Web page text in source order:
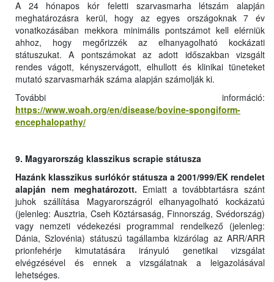
A 24 hónapos kór feletti szarvasmarha létszám alapján
meghatározásra kerül, hogy az egyes országoknak 7 év
vonatkozásában mekkora minimális pontszámot kell elérniük
ahhoz, hogy megőrizzék az elhanyagolható kockázati
státuszukat. A pontszámokat az adott időszakban vizsgált
rendes vágott, kényszervágott, elhullott és klinikai tüneteket
mutató szarvasmarhák száma alapján számolják ki.
További információ:
https://www.woah.org/en/disease/bovine-spongiform-
encephalopathy/
9. Magyarország klasszikus scrapie státusza
Hazánk klasszikus surlókór státusza a 2001/999/EK rendelet
alapján nem meghatározott. Emiatt a továbbtartásra szánt
juhok szállítása Magyarországról elhanyagolható kockázatú
(jelenleg: Ausztria, Cseh Köztársaság, Finnország, Svédország)
vagy nemzeti védekezési programmal rendelkező (jelenleg:
Dánia, Szlovénia) státuszú tagállamba kizárólag az ARR/ARR
prionfehérje kimutatására irányuló genetikai vizsgálat
elvégzésével és ennek a vizsgálatnak a leigazolásával
lehetséges.